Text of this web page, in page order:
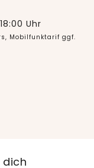
Uhr
Mobilfunktarif ggf.
dich